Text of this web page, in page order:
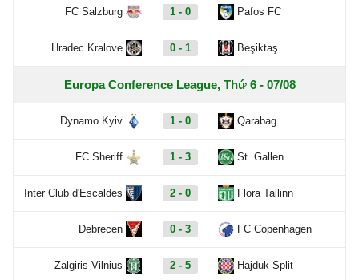
FC Salzburg 1 - 0 Pafos FC
Hradec Kralove 0 - 1 Beşiktaş
Europa Conference League, Thứ 6 - 07/08
Dynamo Kyiv 1 - 0 Qarabag
FC Sheriff 1 - 3 St. Gallen
Inter Club d'Escaldes 2 - 0 Flora Tallinn
Debrecen 0 - 3 FC Copenhagen
Zalgiris Vilnius 2 - 5 Hajduk Split